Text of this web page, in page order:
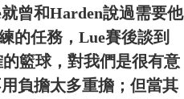
曾和Harden說過需要他
的任務，Lue賽後談到
籃球，對我們是很有意
負擔太多重擔；但當其